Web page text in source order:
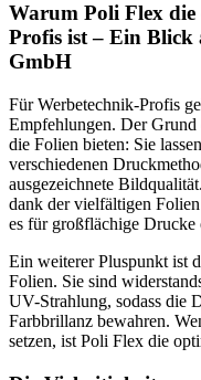
Warum Poli Flex
Profis ist – Ein Blick
GmbH
Für Werbetechnik-Profis
Empfehlungen. Der
die Folien bieten: Sie
verschiedenen
ausgezeichnete
dank der vielfältigen
es für großflächige Drucke
Ein weiterer Pluspunkt ist
Folien. Sie sind
UV-Strahlung, sodass die
Farbbrillanz bewahren.
setzen, ist Poli Flex die